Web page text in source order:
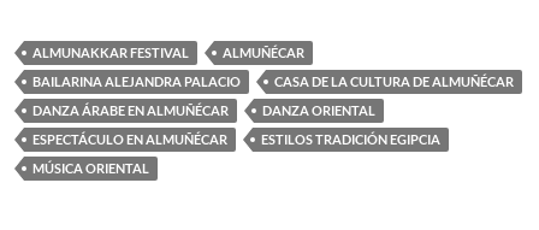
ALMUNAKKAR FESTIVAL
ALMUÑÉCAR
BAILARINA ALEJANDRA PALACIO
CASA DE LA CULTURA DE ALMUÑÉCAR
DANZA ÁRABE EN ALMUÑÉCAR
DANZA ORIENTAL
ESPECTÁCULO EN ALMUÑÉCAR
ESTILOS TRADICIÓN EGIPCIA
MÚSICA ORIENTAL